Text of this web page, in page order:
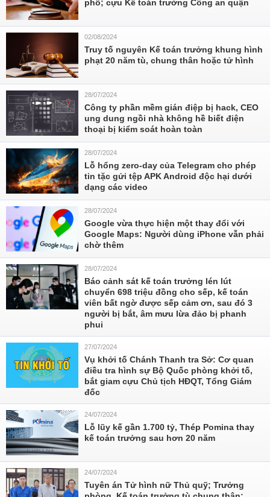
phố; cựu Kế toán trưởng Công an quận
02/08/2024
Truy tố nguyên Kế toán trưởng khung hình
phạt 20 năm tù, chung thân hoặc tử hình
28/07/2024
Công ty phần mềm gián điệp bị hack, CEO
ung dung ngồi nhà không hề biết điện
thoại bị kiểm soát hoàn toàn
28/07/2024
Lỗ hổng zero-day của Telegram cho phép
tin tặc gửi tệp APK Android độc hại dưới
dạng các video
28/07/2024
Google vừa thực hiện một thay đổi với
Google Maps: Người dùng iPhone vẫn phải
chờ thêm
28/07/2024
Báo cảnh sát kế toán trưởng lén lút
chuyển 698 triệu đồng cho sếp, kế toán
viên bất ngờ được sếp cảm ơn, sau đó 3
người bị bắt, âm mưu lừa đảo bị phanh
phui
27/07/2024
Vụ khởi tố Chánh Thanh tra Sở: Cơ quan
điều tra hình sự Bộ Quốc phòng khởi tố,
bắt giam cựu Chủ tịch HĐQT, Tổng Giám
đốc
24/07/2024
Lỗ lũy kế gần 1.700 tỷ, Thép Pomina thay
kế toán trưởng sau hơn 20 năm
24/07/2024
Tuyên án Tử hình nữ Thủ quỹ; Trưởng